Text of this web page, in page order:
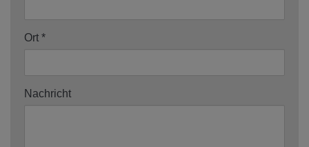
Ort
Nachricht